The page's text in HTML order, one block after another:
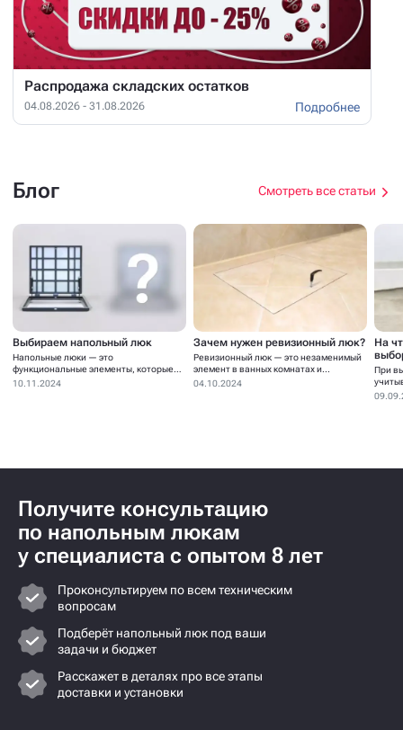
Распродажа складских остатков
04.08.2026 - 31.08.2026 Подробнее
Блог Смотреть все статьи
Выбираем напольный люк
Напольные люки — это
функциональные элементы, которые
устанавливаются для...
10.11.2024
Зачем нужен ревизионный люк?
Ревизионный люк — это незаменимый
элемент в ванных комнатах и...
04.10.2024
На
При
Получите консультацию
по напольным люкам
у специалиста с опытом 8 лет
Проконсультируем по всем техническим
вопросам
Подберёт напольный люк под ваши
задачи и бюджет
Расскажет в деталях про все этапы
доставки и установки